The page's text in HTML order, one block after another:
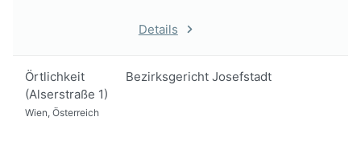
Details
Örtlichkeit
Bezirksgericht Josefstadt
(Alserstraße 1)
Wien, Österreich